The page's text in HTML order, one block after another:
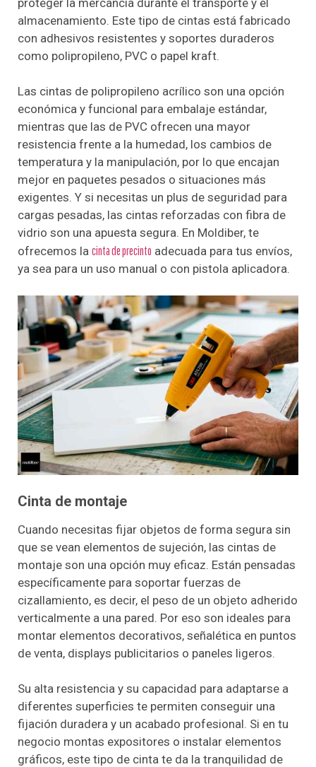
almacenamiento. Este tipo de cintas está fabricado
con adhesivos resistentes y soportes duraderos
como polipropileno, PVC o papel kraft.
Las cintas de polipropileno acrílico son una opción
económica y funcional para embalaje estándar,
mientras que las de PVC ofrecen una mayor
resistencia frente a la humedad, los cambios de
temperatura y la manipulación, por lo que encajan
mejor en paquetes pesados o situaciones más
exigentes. Y si necesitas un plus de seguridad para
cargas pesadas, las cintas reforzadas con fibra de
vidrio son una apuesta segura. En Moldiber, te
ofrecemos la cinta de precinto adecuada para tus envíos,
ya sea para un uso manual o con pistola aplicadora.
Cinta de montaje
Cuando necesitas fijar objetos de forma segura sin
que se vean elementos de sujeción, las cintas de
montaje son una opción muy eficaz. Están pensadas
específicamente para soportar fuerzas de
cizallamiento, es decir, el peso de un objeto adherido
verticalmente a una pared. Por eso son ideales para
montar elementos decorativos, señalética en puntos
de venta, displays publicitarios o paneles ligeros.
Su alta resistencia y su capacidad para adaptarse a
diferentes superficies te permiten conseguir una
fijación duradera y un acabado profesional. Si en tu
negocio montas expositores o instalar elementos
gráficos, este tipo de cinta te da la tranquilidad de